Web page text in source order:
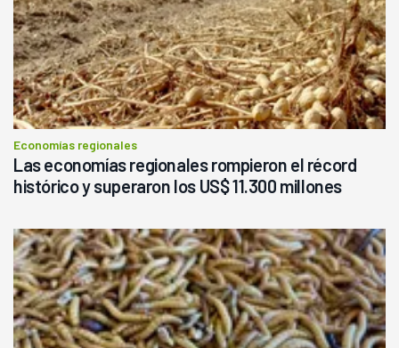
Economías regionales
Las economías regionales rompieron el récord
histórico y superaron los US$ 11.300 millones